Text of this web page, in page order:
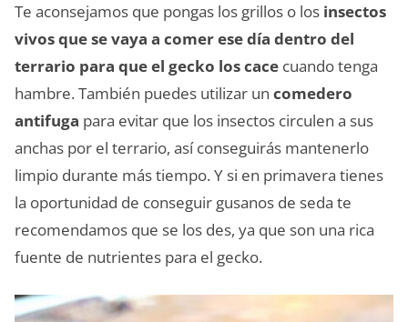
Te aconsejamos que pongas los grillos o los insectos
vivos que se vaya a comer ese día dentro del
terrario para que el gecko los cace cuando tenga
hambre. También puedes utilizar un comedero
antifuga para evitar que los insectos circulen a sus
anchas por el terrario, así conseguirás mantenerlo
limpio durante más tiempo. Y si en primavera tienes
la oportunidad de conseguir gusanos de seda te
recomendamos que se los des, ya que son una rica
fuente de nutrientes para el gecko.